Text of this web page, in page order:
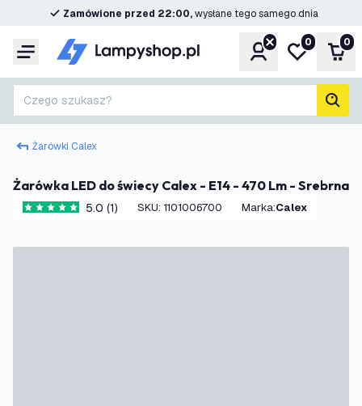
Zamówione przed 22:00,wysłane tego samego dnia
Menu KontoMoja lista
0 0
Czego szukasz?
Żarówki Calex
Żarówka LED do świecy Calex - E14 - 470 Lm - Srebrna
5 Gwiazdki oceny
5.0 (1) SKU: 1101006700 Marka: Calex